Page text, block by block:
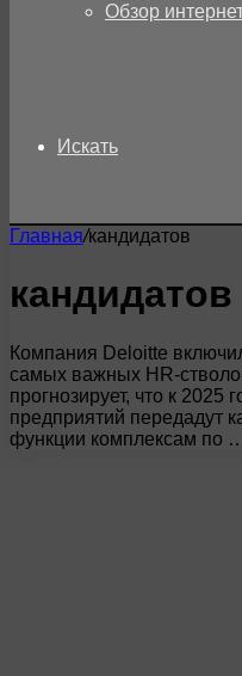
Обзор
Искать
Главная/кандидатов
кандидатов
Компания Deloitte
самых важных HR-
прогнозирует, что к 2025
предприятий передадут
функции комплексам по